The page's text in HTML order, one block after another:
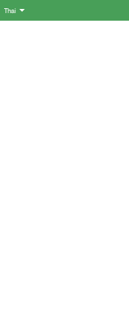
Thai
Toggle Dropdown